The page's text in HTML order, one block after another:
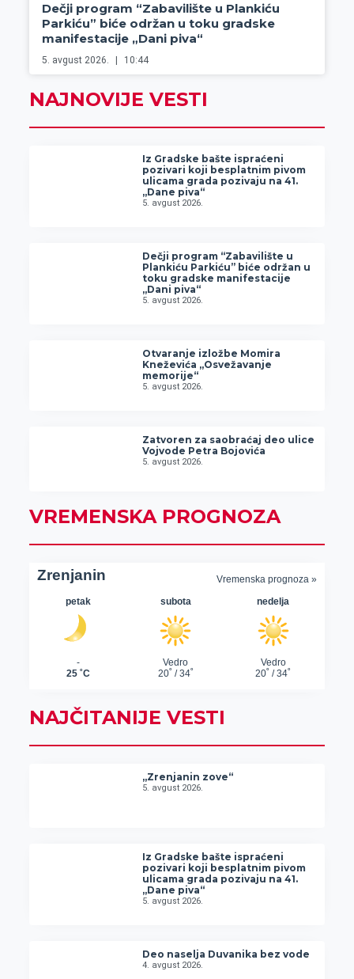
Dečji program “Zabavilište u Plankiću
Parkiću” biće održan u toku gradske
manifestacije „Dani piva“
5. avgust 2026. 10:44
NAJNOVIJE VESTI
Iz Gradske bašte ispraćeni
pozivari koji besplatnim pivom
ulicama grada pozivaju na 41.
„Dane piva“
5. avgust 2026.
Dečji program “Zabavilište u
Plankiću Parkiću” biće održan u
toku gradske manifestacije
„Dani piva“
5. avgust 2026.
Otvaranje izložbe Momira
Kneževića „Osvežavanje
memorije“
5. avgust 2026.
Zatvoren za saobraćaj deo ulice
Vojvode Petra Bojovića
5. avgust 2026.
VREMENSKA PROGNOZA
NAJČITANIJE VESTI
„Zrenjanin zove“
5. avgust 2026.
Iz Gradske bašte ispraćeni
pozivari koji besplatnim pivom
ulicama grada pozivaju na 41.
„Dane piva“
5. avgust 2026.
Deo naselja Duvanika bez vode
4. avgust 2026.